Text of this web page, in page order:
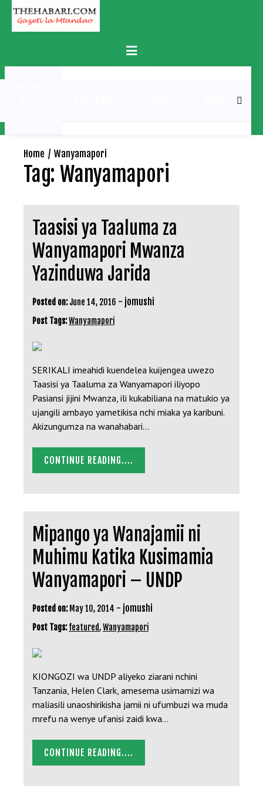
Skip
content
Primary
Menu
MICHEZO
Home Wanyamapori
Tag: Wanyamapori
Taasisi ya Taaluma za
Wanyamapori Mwanza
Yazinduwa Jarida
Posted on: June 14, 2016 - jomushi
Post Tags:Wanyamapori
SERIKALI imeahidi kuendelea kuijengea uwezo
Taasisi ya Taaluma za Wanyamapori iliyopo
Pasiansi jijini Mwanza, ili kukabiliana na matukio ya
ujangili ambayo yametikisa nchi miaka ya karibuni.
Akizungumza na wanahabari…
CONTINUE READING....
Mipango ya Wanajamii ni
Muhimu Katika Kusimamia
Wanyamapori – UNDP
Posted on: May 10, 2014 - jomushi
Post Tags:featured,Wanyamapori
KIONGOZI wa UNDP aliyeko ziarani nchini
Tanzania, Helen Clark, amesema usimamizi wa
maliasili unaoshirikisha jamii ni ufumbuzi wa muda
mrefu na wenye ufanisi zaidi kwa…
CONTINUE READING....